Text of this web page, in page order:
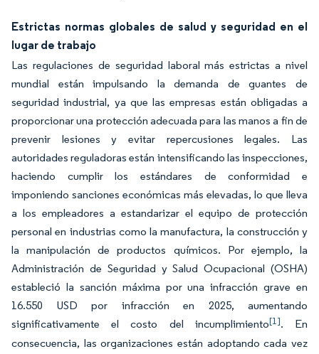
Estrictas normas globales de salud y seguridad en el
lugar de trabajo
Las regulaciones de seguridad laboral más estrictas a nivel
mundial están impulsando la demanda de guantes de
seguridad industrial, ya que las empresas están obligadas a
proporcionar una protección adecuada para las manos a fin de
prevenir lesiones y evitar repercusiones legales. Las
autoridades reguladoras están intensificando las inspecciones,
haciendo cumplir los estándares de conformidad e
imponiendo sanciones económicas más elevadas, lo que lleva
a los empleadores a estandarizar el equipo de protección
personal en industrias como la manufactura, la construcción y
la manipulación de productos químicos. Por ejemplo, la
Administración de Seguridad y Salud Ocupacional (OSHA)
estableció la sanción máxima por una infracción grave en
16.550 USD por infracción en 2025, aumentando
significativamente el costo del incumplimiento[1]. En
consecuencia, las organizaciones están adoptando cada vez